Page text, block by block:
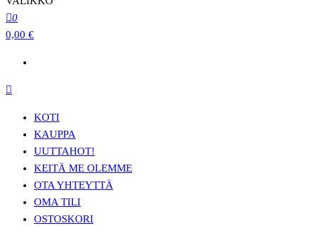
0
0,00 €
KOTI
KAUPPA
UUTTAHOT!
KEITÄ ME OLEMME
OTA YHTEYTTÄ
OMA TILI
OSTOSKORI